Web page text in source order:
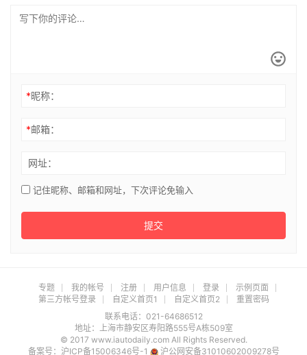
*昵称：
*邮箱：
网址：
记住昵称、邮箱和网址，下次评论免输入
提交
专题 我的帐号 注册 用户信息 登录
示例页面
第三方帐号登录
自定义首页1 自定义首页2
重置密码
联系电话：021-64686512
地址：上海市静安区寿阳路555号A栋509室
© 2017 www.iautodaily.com All Rights Reserved.
备案号： 沪ICP备15006346号-1 沪公网安备31010602009278号